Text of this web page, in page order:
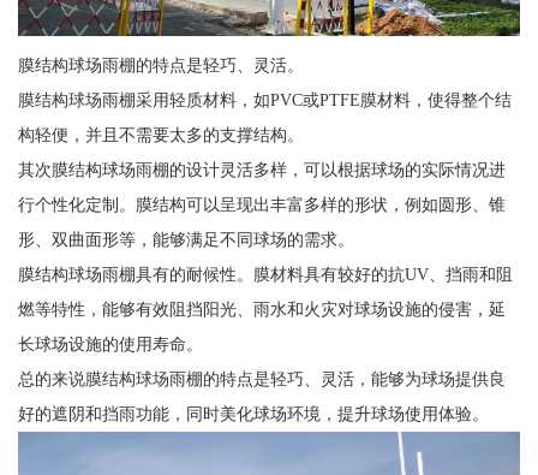
膜结构球场雨棚的特点是轻巧、灵活。
膜结构球场雨棚采用轻质材料，如PVC或PTFE膜材料，使得整个结
构轻便，并且不需要太多的支撑结构。
其次膜结构球场雨棚的设计灵活多样，可以根据球场的实际情况进
行个性化定制。膜结构可以呈现出丰富多样的形状，例如圆形、锥
形、双曲面形等，能够满足不同球场的需求。
膜结构球场雨棚具有的耐候性。膜材料具有较好的抗UV、挡雨和阻
燃等特性，能够有效阻挡阳光、雨水和火灾对球场设施的侵害，延
长球场设施的使用寿命。
总的来说膜结构球场雨棚的特点是轻巧、灵活，能够为球场提供良
好的遮阴和挡雨功能，同时美化球场环境，提升球场使用体验。